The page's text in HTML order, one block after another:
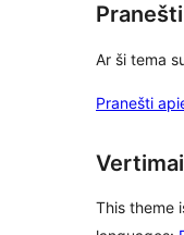
Pranešti
Ar ši tema
Pranešti
Vertimai
This theme